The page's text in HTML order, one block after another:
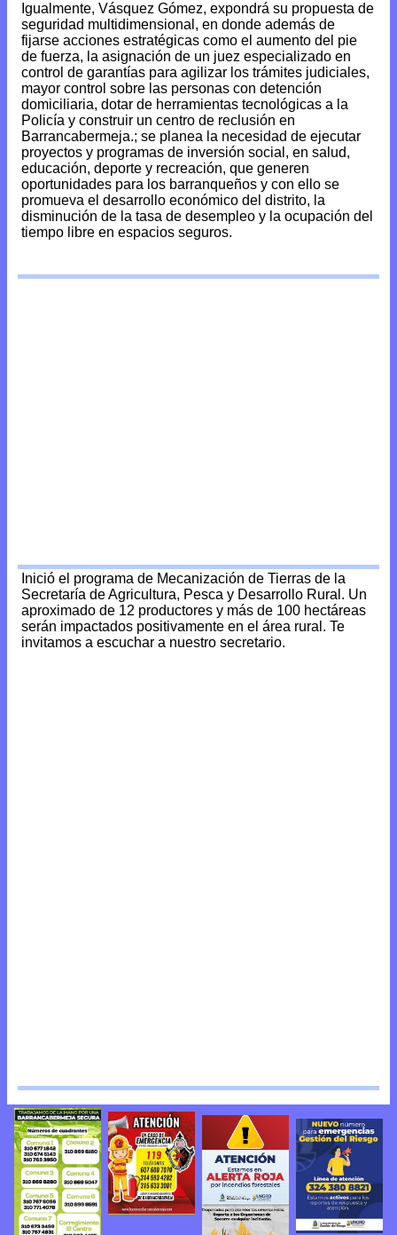
Igualmente, Vásquez Gómez, expondrá su propuesta de
seguridad multidimensional, en donde además de
fijarse acciones estratégicas como el aumento del pie
de fuerza, la asignación de un juez especializado en
control de garantías para agilizar los trámites judiciales,
mayor control sobre las personas con detención
domiciliaria, dotar de herramientas tecnológicas a la
Policía y construir un centro de reclusión en
Barrancabermeja.; se planea la necesidad de ejecutar
proyectos y programas de inversión social, en salud,
educación, deporte y recreación, que generen
oportunidades para los barranqueños y con ello se
promueva el desarrollo económico del distrito, la
disminución de la tasa de desempleo y la ocupación del
tiempo libre en espacios seguros.
Inició el programa de Mecanización de Tierras de la
Secretaría de Agricultura, Pesca y Desarrollo Rural. Un
aproximado de 12 productores y más de 100 hectáreas
serán impactados positivamente en el área rural. Te
invitamos a escuchar a nuestro secretario.